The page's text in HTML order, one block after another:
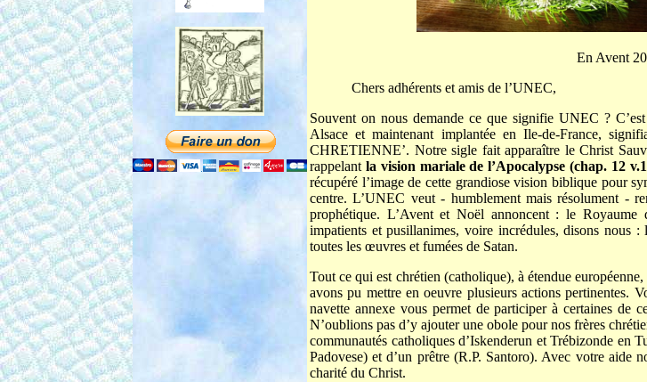
En Avent
Chers adhérents et amis de l’UNEC,
Souvent on nous demande ce que signifie UNEC ?
Alsace et maintenant implantée en Ile-de-France,
CHRETIENNE’. Notre sigle fait apparaître le Christ
rappelant la vision mariale de l’Apocalypse (chap. 12
récupéré l’image de cette grandiose vision biblique pour
centre. L’UNEC veut - humblement mais résolument -
prophétique. L’Avent et Noël annoncent : le
impatients et pusillanimes, voire incrédules, disons
toutes les œuvres et fumées de Satan.
Tout ce qui est chrétien (catholique), à étendue
avons pu mettre en oeuvre plusieurs actions pertinentes.
navette annexe vous permet de participer à certaines de
N’oublions pas d’y ajouter une obole pour nos frères
communautés catholiques d’Iskenderun et Trébizonde en
Padovese) et d’un prêtre (R.P. Santoro). Avec votre aide
charité du Christ.